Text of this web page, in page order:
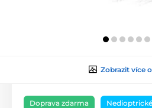
Zobrazit více
Doprava zdarma Nedioptrické